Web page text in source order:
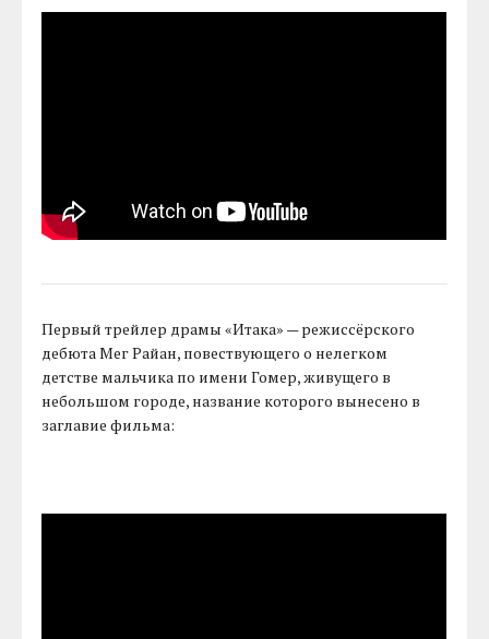
Первый трейлер драмы «Итака» — режиссёрского
дебюта Мег Райан, повествующего о нелегком
детстве мальчика по имени Гомер, живущего в
небольшом городе, название которого вынесено в
заглавие фильма: